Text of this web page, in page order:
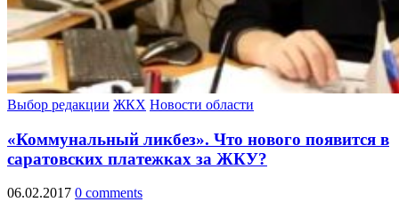
Выбор редакции ЖКХ Новости области
«Коммунальный ликбез». Что нового появится в
саратовских платежках за ЖКУ?
06.02.2017 0 comments